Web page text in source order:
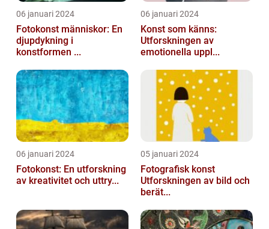
06 januari 2024
Fotokonst människor: En
djupdykning i
konstformen ...
06 januari 2024
Konst som känns:
Utforskningen av
emotionella uppl...
06 januari 2024
Fotokonst: En utforskning
av kreativitet och uttry...
05 januari 2024
Fotografisk konst
Utforskningen av bild och
berät...